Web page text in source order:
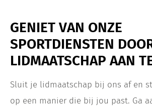
GENIET VAN ONZE
SPORTDIENSTEN
LIDMAATSCHAP AAN
Sluit je lidmaatschap bij ons af en
op een manier die bij jou past. Ga